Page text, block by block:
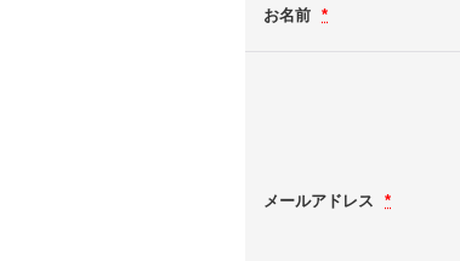
お名前 *
メールアドレス *